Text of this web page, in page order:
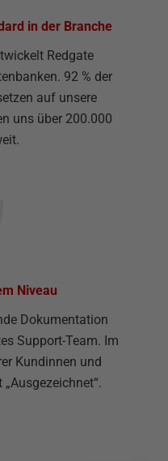
in der Branche
Redgate
92 % der
auf unsere
uns über 200.000
Niveau
Dokumentation
Support-Team. Im
Kundinnen und